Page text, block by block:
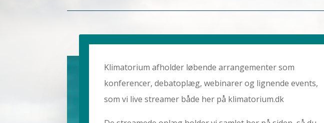
Klimatorium afholder løbende arrangementer som
konferencer, debatoplæg, webinarer og lignende events,
som vi live streamer både her på klimatorium.dk